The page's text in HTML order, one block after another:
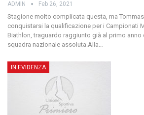
ADMIN Feb 26, 2021
Stagione molto complicata questa, ma
conquistarsi la qualificazione per i Campionati
Biathlon, traguardo raggiunto già al primo anno
squadra nazionale assoluta.Alla…
IN EVIDENZA